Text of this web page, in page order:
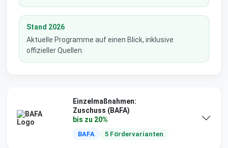
Stand 2026
Aktuelle Programme auf einen Blick, inklusive
offizieller Quellen.
Einzelmaßnahmen:
Zuschuss (BAFA)
bis zu 20%
BAFA 5 Fördervarianten